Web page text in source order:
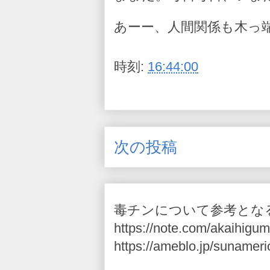
あーー、人間関係も木っ
時刻: 16:44:00
次の投稿
毒チンについて参考とな
https://note.com/
https://ameblo.jp/